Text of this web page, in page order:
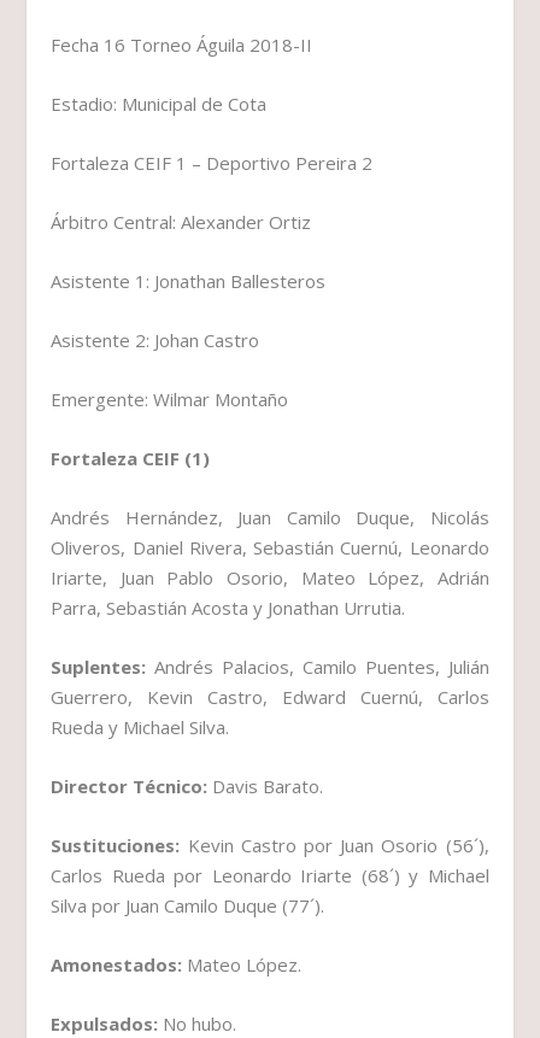
Fecha 16 Torneo Águila 2018-II
Estadio: Municipal de Cota
Fortaleza CEIF 1 – Deportivo Pereira 2
Árbitro Central: Alexander Ortiz
Asistente 1: Jonathan Ballesteros
Asistente 2: Johan Castro
Emergente: Wilmar Montaño
Fortaleza CEIF (1)
Andrés Hernández, Juan Camilo Duque, Nicolás
Oliveros, Daniel Rivera, Sebastián Cuernú, Leonardo
Iriarte, Juan Pablo Osorio, Mateo López, Adrián
Parra, Sebastián Acosta y Jonathan Urrutia.
Suplentes: Andrés Palacios, Camilo Puentes, Julián
Guerrero, Kevin Castro, Edward Cuernú, Carlos
Rueda y Michael Silva.
Director Técnico: Davis Barato.
Sustituciones: Kevin Castro por Juan Osorio (56´),
Carlos Rueda por Leonardo Iriarte (68´) y Michael
Silva por Juan Camilo Duque (77´).
Amonestados: Mateo López.
Expulsados: No hubo.